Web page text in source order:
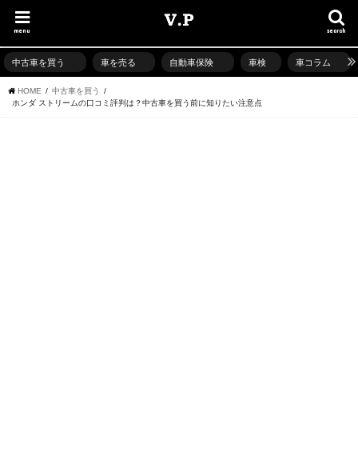
search
menu
中古車を買う 車を売る 自動車保険 車検 車コラム
HOME
中古車を買う
ホンダ ストリームの口コミ評判は？中古車を買う前に知りたい注意点